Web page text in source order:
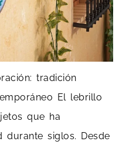
tradición
El lebrillo
que ha
durante siglos. Desde